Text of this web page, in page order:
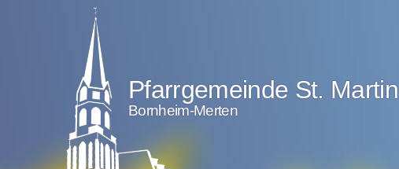
Pfarrgemeinde St. Martin
Bornheim-Merten